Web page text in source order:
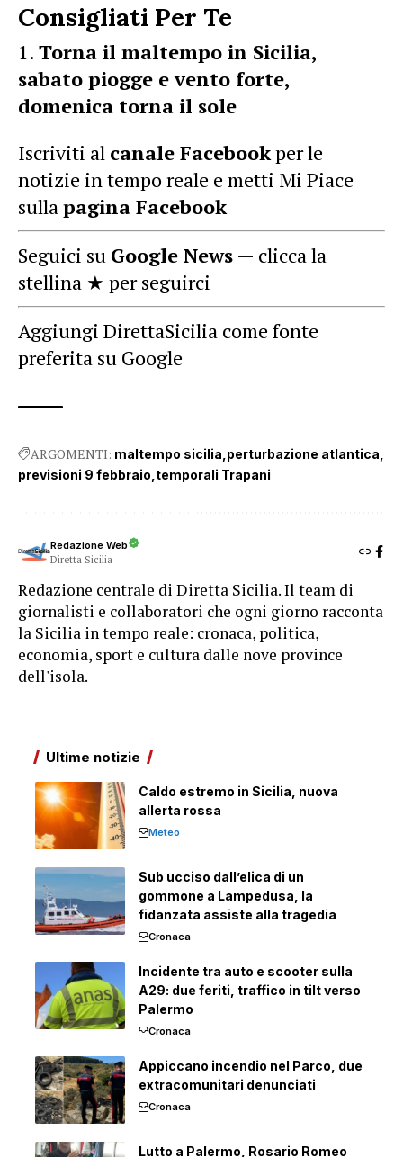
Consigliati Per Te
Torna il maltempo in Sicilia,
sabato piogge e vento forte,
domenica torna il sole
Iscriviti al canale Facebookper le
notizie in tempo reale e metti Mi Piace
sullapagina Facebook
Seguici su Google News — clicca la
stellina ★ per seguirci
Aggiungi DirettaSicilia come fonte
preferita su Google
ARGOMENTI: maltempo sicilia perturbazione atlantica
previsioni 9 febbraio temporali Trapani
Redazione Web
Diretta Sicilia
Redazione centrale di Diretta Sicilia. Il team di
giornalisti e collaboratori che ogni giorno racconta
la Sicilia in tempo reale: cronaca, politica,
economia, sport e cultura dalle nove province
dell'isola.
Ultime notizie
Caldo estremo in Sicilia, nuova
allerta rossa
Meteo
Sub ucciso dall’elica di un
gommone a Lampedusa, la
fidanzata assiste alla tragedia
Cronaca
Incidente tra auto e scooter sulla
A29: due feriti, traffico in tilt verso
Palermo
Cronaca
Appiccano incendio nel Parco, due
extracomunitari denunciati
Cronaca
Lutto a Palermo, Rosario Romeo